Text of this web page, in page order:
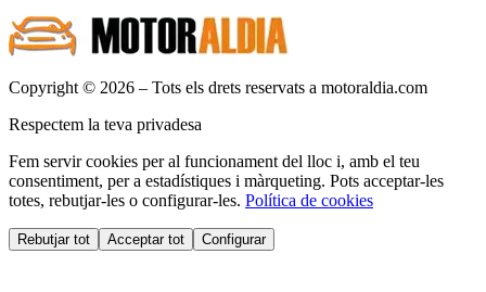
Copyright © 2026 – Tots els drets reservats a motoraldia.com
Respectem la teva privadesa
Fem servir cookies per al funcionament del lloc i, amb el teu
consentiment, per a estadístiques i màrqueting. Pots acceptar-les
totes, rebutjar-les o configurar-les. Política de cookies
Rebutjar tot Acceptar tot Configurar